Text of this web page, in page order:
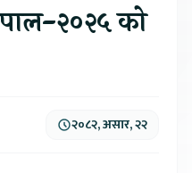
२०२५ को
२०८२, असार, २२